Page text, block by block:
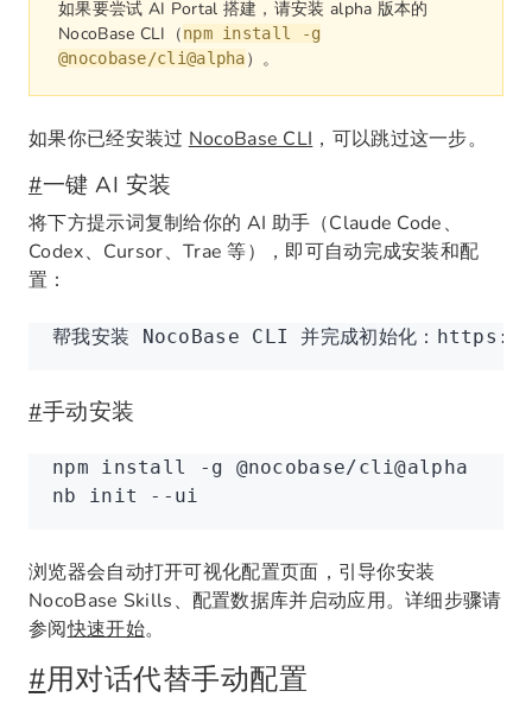
如果要尝试 AI Portal 搭建，请安装 alpha 版本的
NocoBase CLI（npm install -g
@nocobase/cli@alpha）。
如果你已经安装过 NocoBase CLI ，可以跳过这一步。
#一键 AI 安装
将下方提示词复制给你的 AI 助手（Claude Code、
Codex、Cursor、Trae 等），即可自动完成安装和配
置：
帮我安装 NocoBase CLI 并完成初始化：
#手动安装
npm install -g @nocobase/cli@alpha
nb init --ui
浏览器会自动打开可视化配置页面，引导你安装
NocoBase Skills、配置数据库并启动应用。详细步骤请
参阅快速开始。
#用对话代替手动配置